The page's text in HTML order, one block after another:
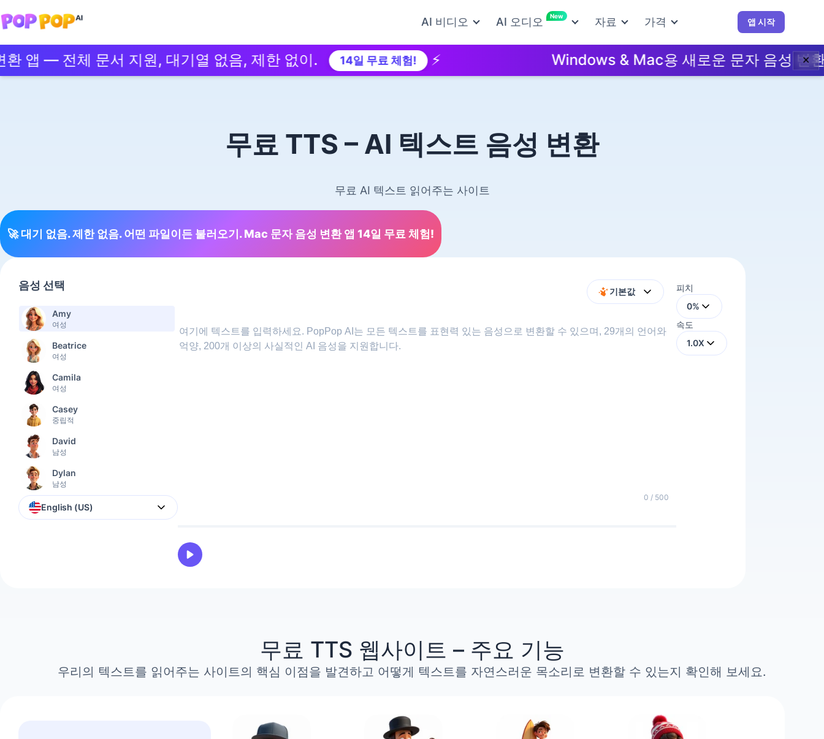
AI 비디오 AI 오디오 New 자료 가격 앱 시작
전체 문서 지원, 대기열 없음, 제한 없이. 14일 무료 체험! ⚡ Windows & Mac용 새로운 문자 음성 변환 앱✕
무료 TTS – AI 텍스트 음성 변환
무료 AI 텍스트 읽어주는 사이트
🚀대기 없음. 제한 없음. 어떤 파일이든 불러오기. Mac 문자 음성 변환 앱 14일 무료 체험!
음성 선택
Amy
여성
Beatrice
여성
Camila
여성
Casey
중립적
David
남성
Dylan
남성
Emma
Ivy
여성 어린이
English (US)
기본값
0 / 500
피치
0%
속도
1.0X
무료 TTS 웹사이트 – 주요 기능
우리의 텍스트를 읽어주는 사이트의 핵심 이점을 발견하고 어떻게 텍스트를 자연스러운 목소리로 변환할 수 있는지 확인해 보세요.